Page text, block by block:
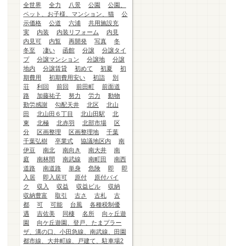
全世界
全力 八景 公園
公園、
ペット、お子様、マンション、猫
公
示価格
公道 六浦
共用施設充
実
内装 内装リフォーム
内見
内見可
内覧 再開発 写真
冬
冬至
凄い 函館 分譲
分譲タイ
プ
分譲マンション 分譲地
分譲
地内
分譲賃貸 初めて 初夏
初
期費用
初期費用安い 初詣
別
荘
利回 前回 前田町
前面道
路
加藤祐子 努力 労力
動物
勤労感謝
勾配天井 北区
北山
田
北山田６丁目 北山田駅
北
東
北極 北赤羽 北部市場
区
分
区画整理 区画整理地
千葉
千葉弘樹
卒業式 協議地区内
南
伊豆
南北 南向き 南大井
南
庭
南林間 南武線 南町田
南西
道路
南道路 単身 危険 即
即
入居
即入居可 原付
原付バイ
ク
収入 収益 収益ビル
収納
収納豊富
取引 古さ 古札
古
都
可 可能 台風
各種税制優
遇
吉佐美 同棲 名所
向ヶ丘遊
園
向ケ丘遊園、登戸、たまプラー
ザ、溝の口、小田急線、南武線、田園
都市線、大井町線、戸建て、駐車場2